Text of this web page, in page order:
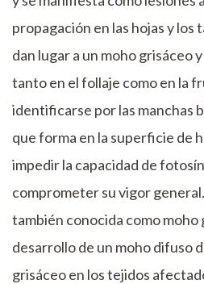
propagación en las hojas y los
dan lugar a un moho grisáceo
tanto en el follaje como en la
identificarse por las manchas
que forma en la superficie de
impedir la capacidad de
comprometer su vigor
también conocida como moho
desarrollo de un moho difuso
grisáceo en los tejidos